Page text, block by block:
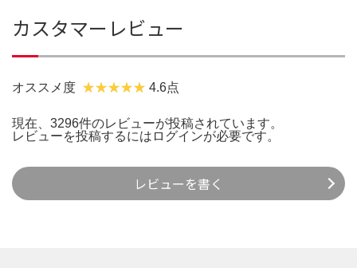
カスタマーレビュー
オススメ度 4.6点
現在、3296件のレビューが投稿されています。
レビューを投稿するには ログインが必要です。
レビューを書く